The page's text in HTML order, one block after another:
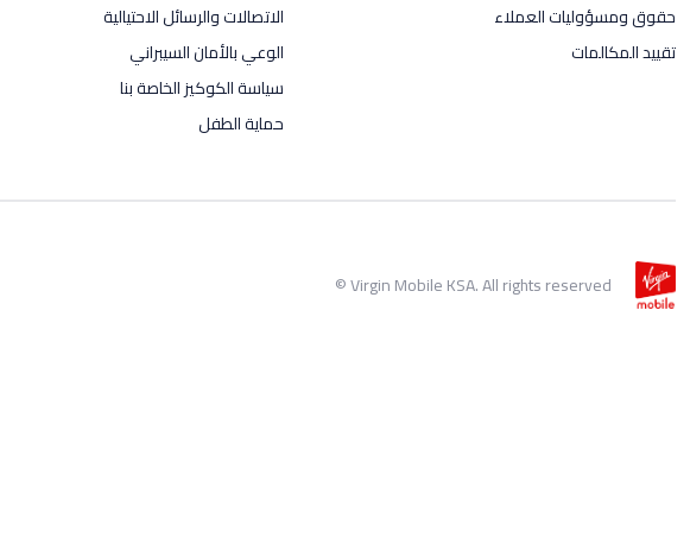
حقوق ومسؤوليات العملاء
تقييد المكالمات
الاتصالات والرسائل الاحتيالية
الوعي بالأمان السيبراني
سياسة الكوكيز الخاصة بنا
حماية الطفل
Virgin Mobile KSA. All rights reserved ©